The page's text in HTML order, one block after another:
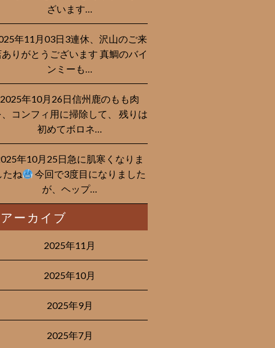
ざいます…
年11月03日3連休、沢山のご来
ありがとうございます 真鯛のバイ
ンミーも…
2025年10月26日信州鹿のもも肉
、コンフィ用に掃除して、 残りは
初めてボロネ…
年10月25日急に肌寒くなりま
たね
今回で3度目になりました
が、ヘップ…
アーカイブ
2025年11月
2025年10月
2025年9月
2025年7月